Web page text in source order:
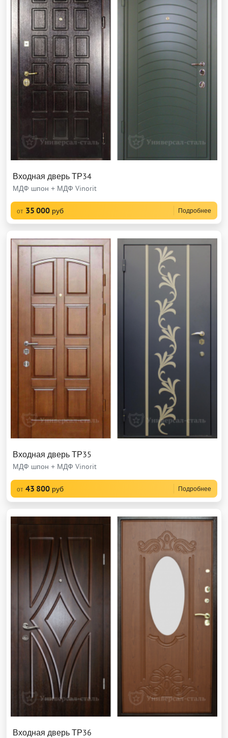
Входная дверь ТР34
МДФ шпон + МДФ Vinorit
от 35 000 руб Подробнее
Входная дверь ТР35
МДФ шпон + МДФ Vinorit
от 43 800 руб Подробнее
Входная дверь ТР36